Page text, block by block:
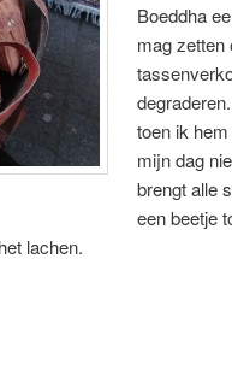
Boeddha
mag zetten
toen ik
mijn dag
brengt alle
een beetje
lachen.